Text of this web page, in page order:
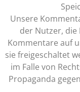
Unsere
der Nutzer, die
Kommentare auf
sie freigeschaltet
im Falle von
Propaganda